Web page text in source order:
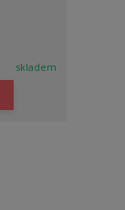
skladem